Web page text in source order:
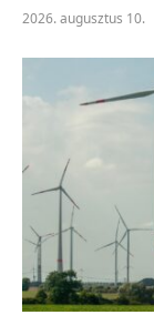
2026. augusztus 10.